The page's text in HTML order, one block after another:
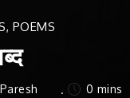
, POEMS
Paresh
0 mins